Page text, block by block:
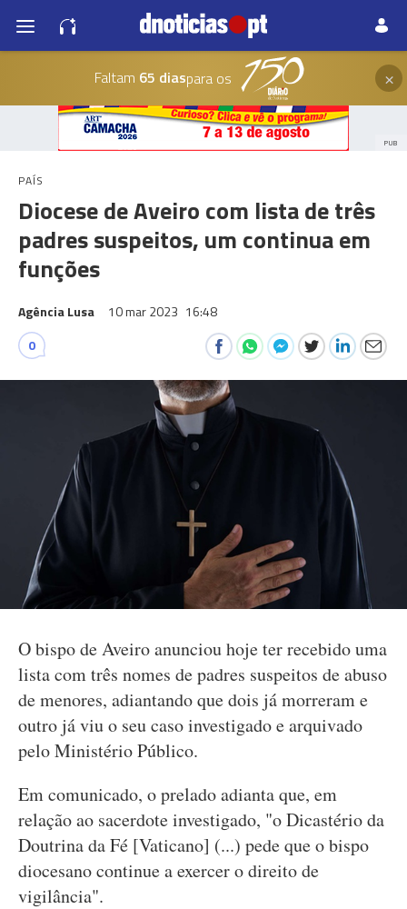
Faltam 65 diaspara os ×
PUB
PAÍS
Diocese de Aveiro com lista de três
padres suspeitos, um continua em
funções
Agência Lusa 10 mar 2023 16:48
0
O bispo de Aveiro anunciou hoje ter recebido uma
lista com três nomes de padres suspeitos de abuso
de menores, adiantando que dois já morreram e
outro já viu o seu caso investigado e arquivado
pelo Ministério Público.
Em comunicado, o prelado adianta que, em
relação ao sacerdote investigado, "o Dicastério da
Doutrina da Fé [Vaticano] (...) pede que o bispo
diocesano continue a exercer o direito de
vigilância".